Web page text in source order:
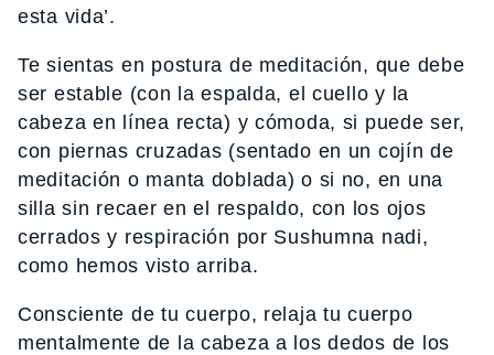
esta vida’.
Te sientas en postura de meditación, que debe
ser estable (con la espalda, el cuello y la
cabeza en línea recta) y cómoda, si puede ser,
con piernas cruzadas (sentado en un cojín de
meditación o manta doblada) o si no, en una
silla sin recaer en el respaldo, con los ojos
cerrados y respiración por Sushumna nadi,
como hemos visto arriba.
Consciente de tu cuerpo, relaja tu cuerpo
mentalmente de la cabeza a los dedos de los